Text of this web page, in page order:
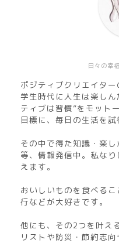
日々の幸
ポジティブクリエイター
学生時代に人生は楽し
ティブは習慣”をモット
目標に、毎日の生活を試
その中で得た知識・楽
等、情報発信中。私な
えます。
おいしいものを食べる
行などが大好きです。
他にも、その2つを叶え
リストや防災・節約志向